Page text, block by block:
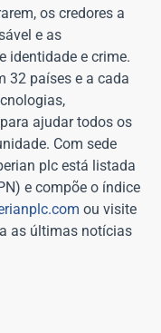
os credores a
e as
identidade e crime.
32 países e a cada
ajudar todos os
Com sede
plc está listada
e compõe o índice
ou visite
as últimas notícias